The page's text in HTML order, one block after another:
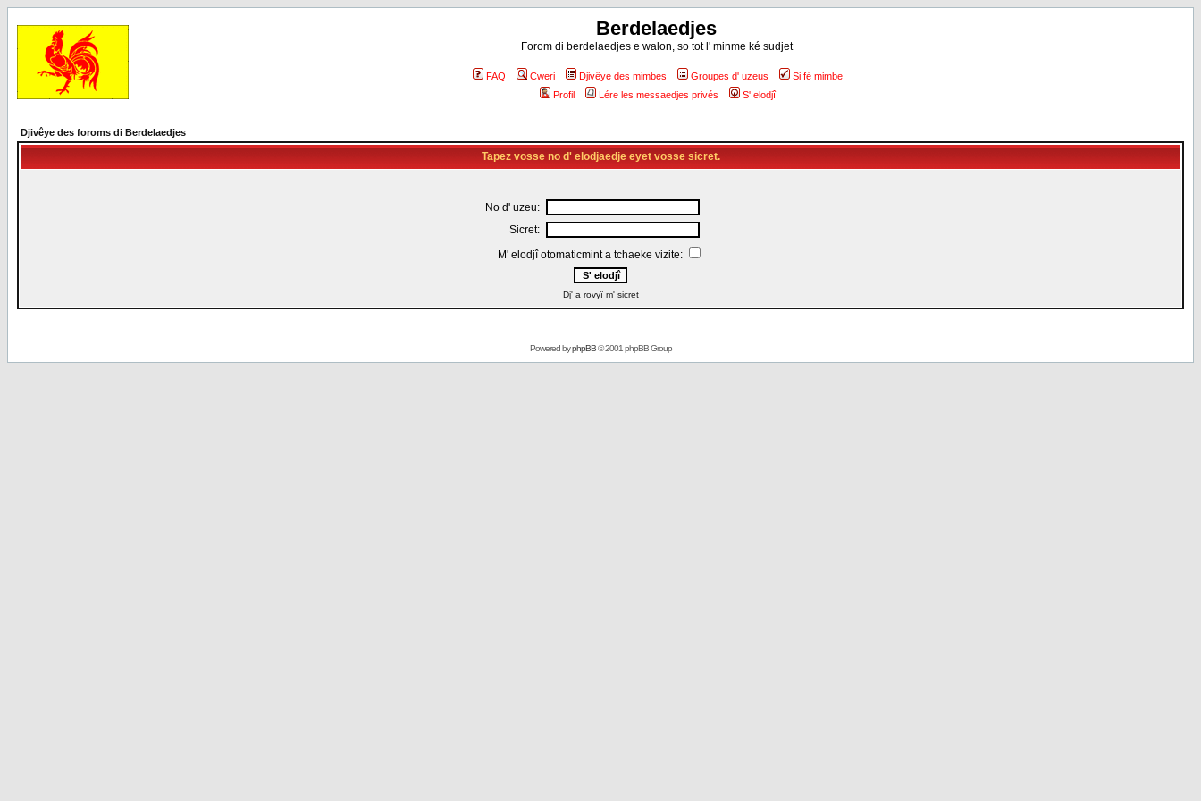
Berdelaedjes
Forom di berdelaedjes e walon, so tot l' minme ké sudjet
FAQ Cweri Djivêye des mimbes Groupes d' uzeus
Si fé mimbe
Profil
Lére les messaedjes privés S' elodjî
Djivêye des foroms di Berdelaedjes
Tapez vosse no d' elodjaedje eyet vosse sicret.
No d' uzeu:
Sicret:
M' elodjî otomaticmint a tchaeke vizite:
Dj' a rovyî m' sicret
Powered byphpBB© 2001 phpBB Group